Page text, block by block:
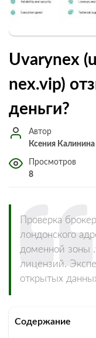
Uvarynex
nex.vip)
деньги?
Автор
Ксения Калинина
Просмотров
8
Проверка
лондонского
доменной зоны
лицензий.
открытых
Содержание